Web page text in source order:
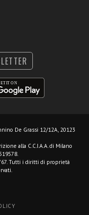
De Grassi 12/12A, 20123
alla C.C.I.A.A. di Milano
Tutti i diritti di proprietà